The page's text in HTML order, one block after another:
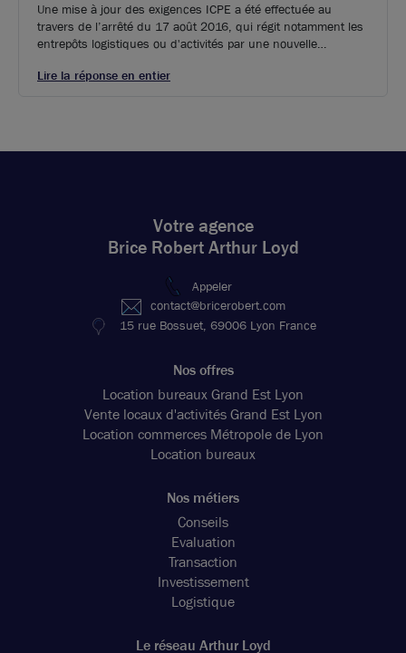
Une mise à jour des exigences ICPE a été effectuée au
travers de l’arrêté du 17 août 2016, qui régit notamment les
entrepôts logistiques ou d'activités par une nouvelle
de l’autorisation s’ajoute désormais l’enregistrement, vers
Lire la réponse en entier
Votre agence
Brice Robert Arthur Loyd
Appeler
contact@bricerobert.com
15 rue Bossuet, 69006 Lyon France
Nos offres
Location bureaux Grand Est Lyon
Vente locaux d'activités Grand Est Lyon
Location commerces Métropole de Lyon
Location bureaux
Nos métiers
Conseils
Evaluation
Transaction
Investissement
Logistique
Le réseau Arthur Loyd